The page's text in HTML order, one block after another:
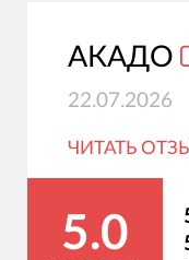
АКАДО
22.07.2026
ЧИТАТЬ
5.0